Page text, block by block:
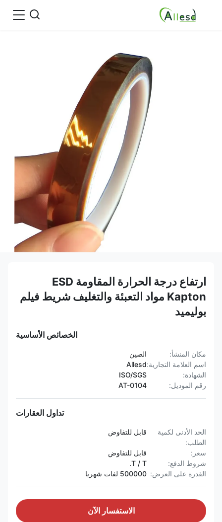
ارتفاع درجة الحرارة المقاومة ESD
Kapton مواد التعبئة والتغليف شريط فيلم
بوليميد
الخصائص الأساسية
مكان المنشأ:
الصين
اسم العلامة التجارية:Allesd
الشهادة:
ISO/SGS
رقم الموديل:
AT-0104
تداول العقارات
الحد الأدنى لكمية
الطلب:
قابل للتفاوض
سعر:
قابل للتفاوض
شروط الدفع:
T / T.
القدرة على العرض: 500000 لفات شهريا
الاستفسار الآن